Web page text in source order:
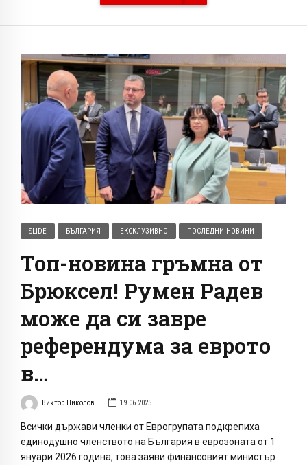
SLIDE БЪЛГАРИЯ ЕКСКЛУЗИВНО ПОСЛЕДНИ НОВИНИ
Топ-новина гръмна от
Брюксел! Румен Радев
може да си завре
референдума за еврото
в…
Виктор Николов 19.06.2025
Всички държави членки от Еврогрупата подкрепиха
единодушно членството на България в еврозоната от 1
януари 2026 година, това заяви финансовият министър